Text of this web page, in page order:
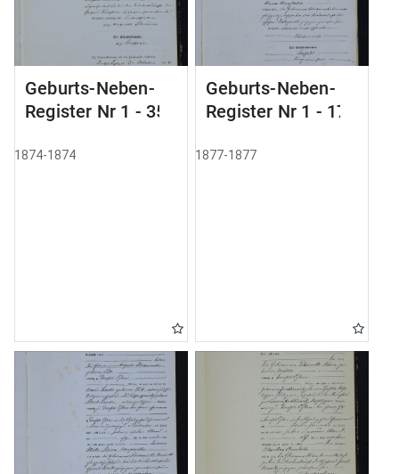
Geburts-Neben-
Register Nr 1 - 35
1874-1874
Geburts-Neben-
Register Nr 1 - 179
1877-1877